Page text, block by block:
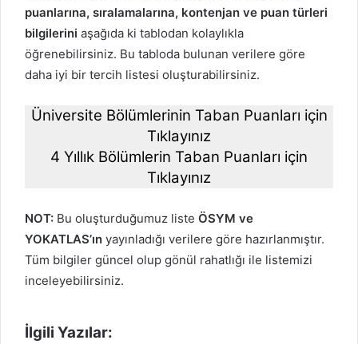
puanlarına, sıralamalarına, kontenjan ve puan türleri
bilgilerini aşağıda ki tablodan kolaylıkla
öğrenebilirsiniz. Bu tabloda bulunan verilere göre
daha iyi bir tercih listesi oluşturabilirsiniz.
Üniversite Bölümlerinin Taban Puanları için
Tıklayınız
4 Yıllık Bölümlerin Taban Puanları için
Tıklayınız
NOT: Bu oluşturduğumuz liste ÖSYM ve
YOKATLAS’ın yayınladığı verilere göre hazırlanmıştır.
Tüm bilgiler güncel olup gönül rahatlığı ile listemizi
inceleyebilirsiniz.
İlgili Yazılar: